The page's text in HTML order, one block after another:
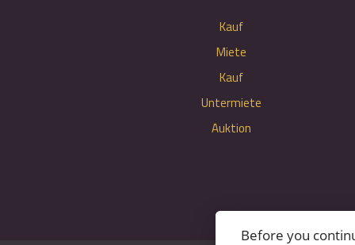
Kauf
Miete
Kauf
Untermiete
Auktion
Before you